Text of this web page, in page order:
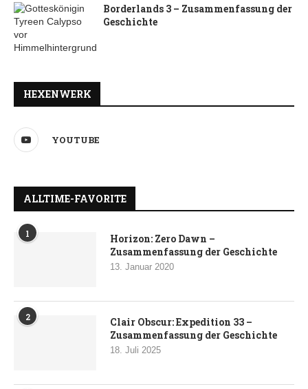
Borderlands 3 – Zusammenfassung der
Geschichte
HEXENWERK
YOUTUBE
ALLTIME-FAVORITE
1
Horizon: Zero Dawn –
Zusammenfassung der Geschichte
13. Januar 2020
2
Clair Obscur: Expedition 33 –
Zusammenfassung der Geschichte
18. Juli 2025